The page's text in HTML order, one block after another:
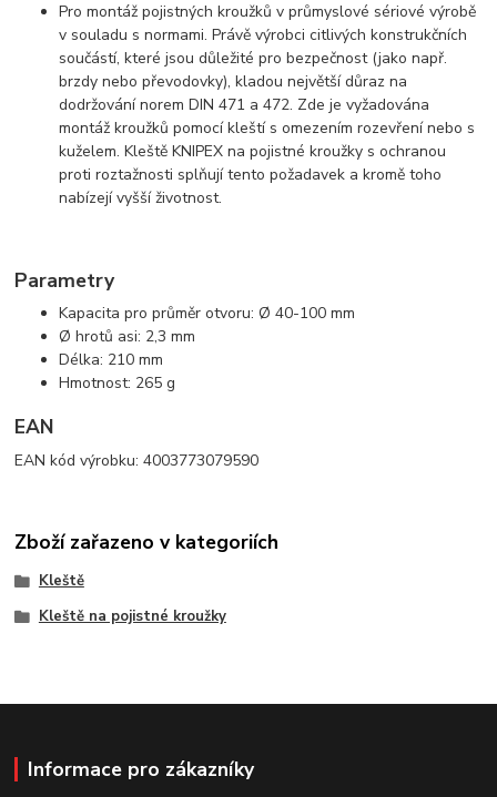
Pro montáž pojistných kroužků v průmyslové sériové výrobě
v souladu s normami. Právě výrobci citlivých konstrukčních
součástí, které jsou důležité pro bezpečnost (jako např.
brzdy nebo převodovky), kladou největší důraz na
dodržování norem DIN 471 a 472. Zde je vyžadována
montáž kroužků pomocí kleští s omezením rozevření nebo s
kuželem. Kleště KNIPEX na pojistné kroužky s ochranou
proti roztažnosti splňují tento požadavek a kromě toho
nabízejí vyšší životnost.
Parametry
Kapacita pro průměr otvoru: Ø 40-100 mm
Ø hrotů asi: 2,3 mm
Délka: 210 mm
Hmotnost: 265 g
EAN
EAN kód výrobku: 4003773079590
Zboží zařazeno v kategoriích
Kleště
Kleště na pojistné kroužky
Informace pro zákazníky